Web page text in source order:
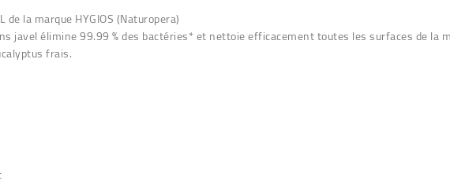
la marque HYGIOS (Naturopera)
javel élimine 99.99 % des bactéries* et nettoie efficacement toutes les surfaces de la
frais.